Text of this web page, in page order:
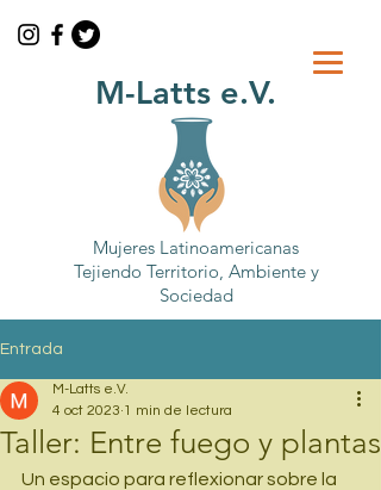
M-Latts e.V.
Mujeres Latinoamericanas
Tejiendo Territorio, Ambiente y
Sociedad
Entrada
Taller: Entre fuego y plantas
M-Latts e.V.
4 oct 2023 1 min de lectura
Un espacio para reflexionar sobre la